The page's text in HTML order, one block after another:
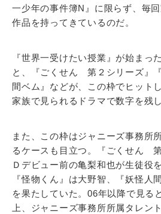
一少年の事件簿N』に限らず、毎
作品を持ってきているのだ。
『世界一受けたい授業』が始まっ
と、『ごくせん 第２シリーズ』
間ベム』などが、この枠でヒット
家族で見られるドラマで数字を残
また、この枠はジャニーズ事務所
るケースも目立つ。『ごくせん
Ｄデビュー前の亀梨和也が生徒役
『怪物くん』は大野智、『妖怪人
を果たしていた。06年以降で見る
上、ジャニーズ事務所所属タレン